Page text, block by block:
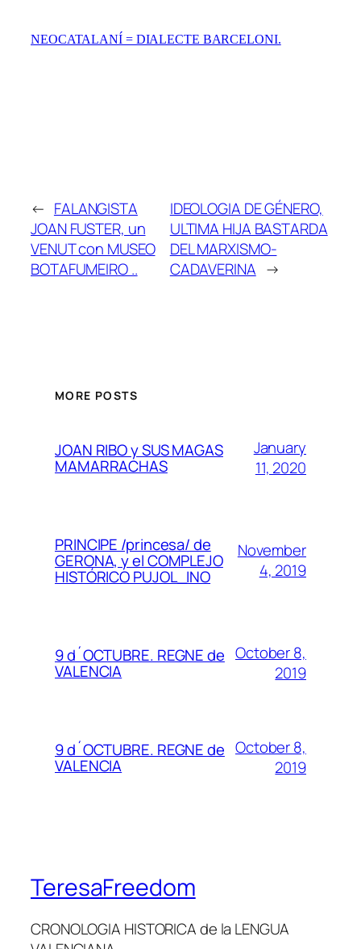
NEOCATALANÍ = DIALECTE BARCELONI.
← FALANGISTA
JOAN FUSTER, un
VENUT con MUSEO
BOTAFUMEIRO ..
IDEOLOGIA DE GÉNERO,
ULTIMA HIJA BASTARDA
DEL MARXISMO-
CADAVERINA →
MORE POSTS
JOAN RIBO y SUS MAGAS
MAMARRACHAS
January
11, 2020
PRINCIPE /princesa/ de
GERONA, y el COMPLEJO
HISTÓRICO PUJOL_INO
November
4, 2019
9 d´OCTUBRE. REGNE de
VALENCIA
October 8,
2019
9 d´OCTUBRE. REGNE de
VALENCIA
October 8,
2019
TeresaFreedom
CRONOLOGIA HISTORICA de la LENGUA